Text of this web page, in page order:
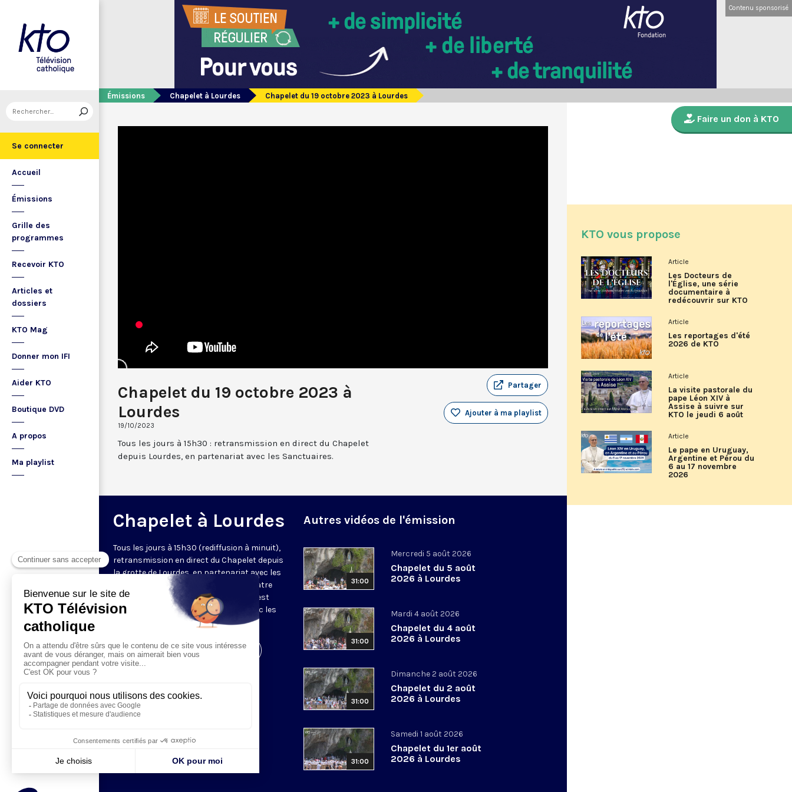
Se connecter
Accueil
Émissions
Grille des
programmes
Recevoir KTO
Articles et
dossiers
KTO Mag
Donner mon IFI
Aider KTO
Boutique DVD
A propos
Ma playlist
Contenu sponsorisé
Émissions Chapelet à Lourdes Chapelet du 19 octobre 2023 à Lourdes
Chapelet du 19 octobre 2023 à
Lourdes
19/10/2023
Partager
Ajouter à ma playlist
Tous les jours à 15h30 : retransmission en direct du Chapelet
depuis Lourdes, en partenariat avec les Sanctuaires.
Chapelet à Lourdes
Tous les jours à 15h30 (rediffusion à minuit),
retransmission en direct du Chapelet depuis
la grotte de Lourdes, en partenariat avec les
Sanctuaires. Chaque jour, l'une des quatre
méditations des mystères du Rosaire est
proposée en communion de prière avec les
Visiter la page de l'émission
Autres vidéos de l'émission
31:00
Mercredi 5 août 2026
Chapelet du 5 août
2026 à Lourdes
31:00
Mardi 4 août 2026
Chapelet du 4 août
2026 à Lourdes
31:00
Dimanche 2 août 2026
Chapelet du 2 août
2026 à Lourdes
31:00
Samedi 1 août 2026
Chapelet du 1er août
2026 à Lourdes
Faire un don à KTO
KTO vous propose
Article
Les Docteurs de
l'Église, une série
documentaire à
redécouvrir sur KTO
Article
Les reportages d'été
2026 de KTO
Article
La visite pastorale du
pape Léon XIV à
Assise à suivre sur
KTO le jeudi 6 août
Article
Le pape en Uruguay,
Argentine et Pérou du
6 au 17 novembre
2026